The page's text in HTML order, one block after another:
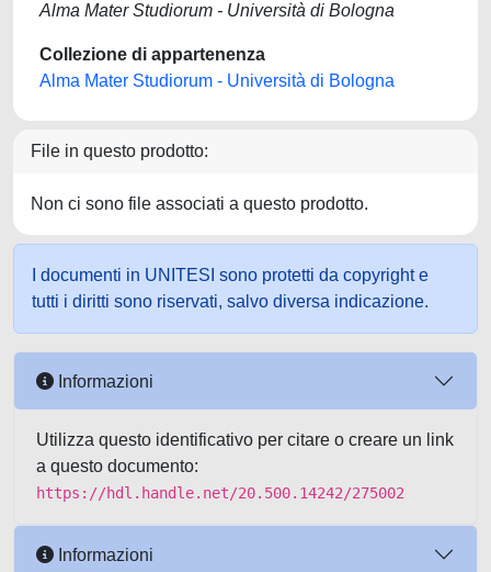
Alma Mater Studiorum - Università di Bologna
Collezione di appartenenza
Alma Mater Studiorum - Università di Bologna
File in questo prodotto:
Non ci sono file associati a questo prodotto.
I documenti in UNITESI sono protetti da copyright e
tutti i diritti sono riservati, salvo diversa indicazione.
Informazioni
Utilizza questo identificativo per citare o creare un link
a questo documento:
https://hdl.handle.net/20.500.14242/275002
Informazioni